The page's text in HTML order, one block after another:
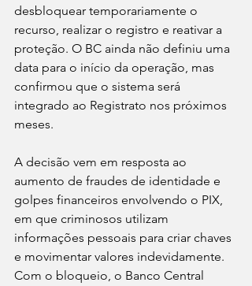
desbloquear temporariamente o
recurso, realizar o registro e reativar a
proteção. O BC ainda não definiu uma
data para o início da operação, mas
confirmou que o sistema será
integrado ao Registrato nos próximos
meses.
A decisão vem em resposta ao
aumento de fraudes de identidade e
golpes financeiros envolvendo o PIX,
em que criminosos utilizam
informações pessoais para criar chaves
e movimentar valores indevidamente.
Com o bloqueio, o Banco Central